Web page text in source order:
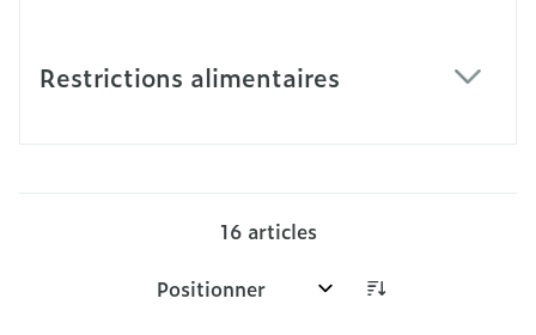
Restrictions alimentaires
16articles
Trier par: